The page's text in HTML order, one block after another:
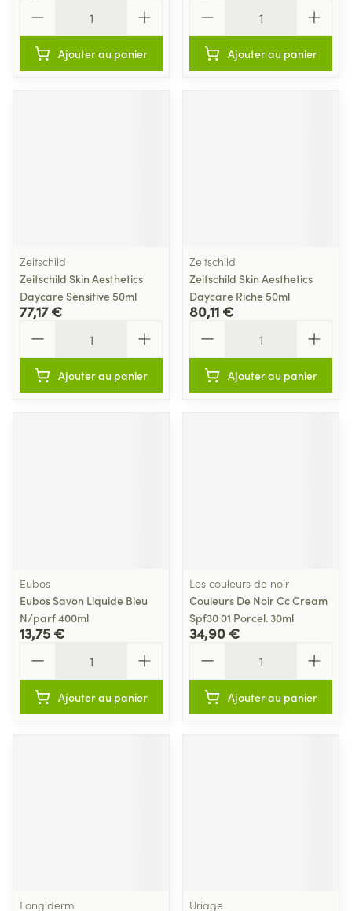
Ajouter au panier Ajouter au panier
Zeitschild
Zeitschild Skin Aesthetics
Daycare Sensitive 50ml
77,17 €
Ajouter au panier
Zeitschild
Zeitschild Skin Aesthetics
Daycare Riche 50ml
80,11 €
Ajouter au panier
Eubos
Eubos Savon Liquide Bleu
N/parf 400ml
13,75 €
Ajouter au panier
Les couleurs de noir
Couleurs De Noir Cc Cream
Spf30 01 Porcel. 30ml
34,90 €
Ajouter au panier
Longiderm
Uriage